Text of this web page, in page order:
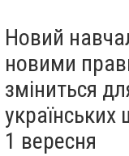
Новий
новими
зміниться
українських
1 вересня